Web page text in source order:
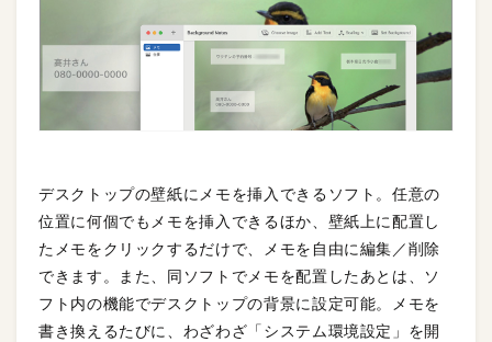
デスクトップの壁紙にメモを挿入できるソフト。任意の
位置に何個でもメモを挿入できるほか、壁紙上に配置し
たメモをクリックするだけで、メモを自由に編集／削除
できます。また、同ソフトでメモを配置したあとは、ソ
フト内の機能でデスクトップの背景に設定可能。メモを
書き換えるたびに、わざわざ「システム環境設定」を開